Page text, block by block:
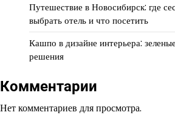
Путешествие в Новосибирск: где
выбрать отель и что посетить
Кашпо в дизайне интерьера:
решения
Комментарии
Нет комментариев для просмотра.